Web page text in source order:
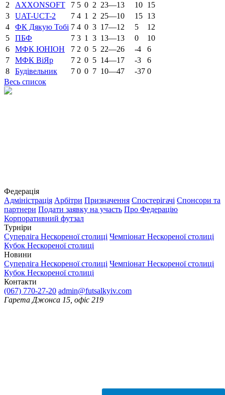
2
AXXONSOFT 7 5 0 2 23—13 10 15
3
UAT-UCT-2 7 4 1 2 25—10 15 13
4
ФК Дякую Тобі 7 4 0 3 17—12 5
12
5
ПБФ 7 3 1 3 13—13 0
10
6
МФК ЮНІОН 7 2 0 5 22—26 -4
6
7
МФК ВіЯр 7 2 0 5 14—17 -3
6
8
Будівельник 7 0 0 7 10—47 -37 0
Весь список
Федерація
Адміністрація Арбітри Призначення Спостерігачі Спонсори та
партнери Подати заявку на участь Про Федерацію
Корпоративний футзал
Турніри
Суперліга Нескореної столиці Чемпіонат Нескореної столиці
Кубок Нескореної столиці
Новини
Суперліга Нескореної столиці Чемпіонат Нескореної столиці
Кубок Нескореної столиці
Контакти
(067) 770-27-20 admin@futsalkyiv.com
Гарета Джонса 15, офіс 219